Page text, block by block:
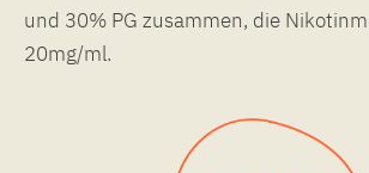
und 30% PG zusammen, die
20mg/ml.